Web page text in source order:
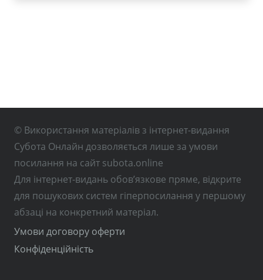
© Використання матеріалів з інтернет-видання
Субота Онлайн дозволяється лише за умови
посилання на сайт subota.online
Для інтернет-видань обов’язкове пряме, відкрите
для пошукових систем гіперпосилання у першому
абзаці на конкретний матеріал.
Умови договору оферти
Конфіденційність